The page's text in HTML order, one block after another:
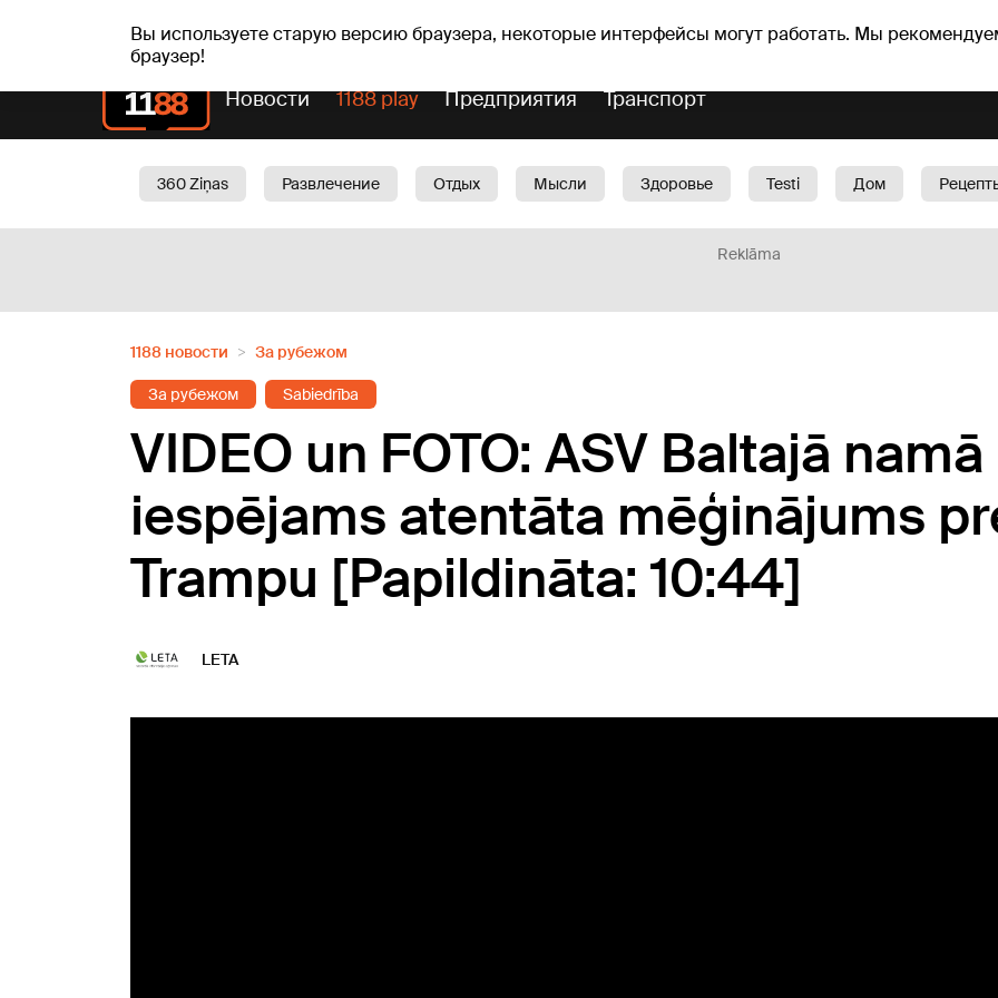
Вы используете старую версию браузера, некоторые интерфейсы могут работать. Мы
браузер!
чт, 06.08.2026. +19°C Aisma, Askolds Прогноз погоды Гороскопы
Новости 1188 play Предприятия Транспорт
360 Ziņas Развлечение Отдых Мысли Здоровье Testi Дом
Reklāma
1188 новости За рубежом
За рубежом Sabiedrība
VIDEO un FOTO: ASV Baltajā
iespējams atentāta mēģinājums
Trampu [Papildināta: 10:44]
LETA